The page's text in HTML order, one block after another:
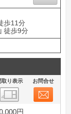
歩11分
徒歩9分
取り表示 お問合せ
円